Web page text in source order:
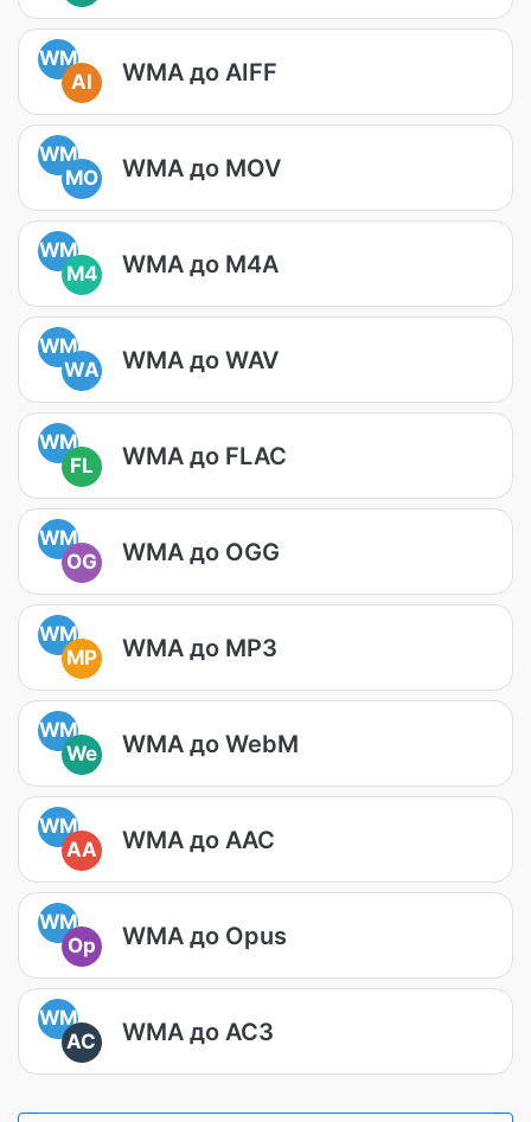
WM
AI
WMA до AIFF
WM
MO
WMA до MOV
WM
M4
WMA до M4A
WM
WA
WMA до WAV
WM
FL
WMA до FLAC
WM
OG
WMA до OGG
WM
MP
WMA до MP3
WM
We
WMA до WebM
WM
AA
WMA до AAC
WM
Op
WMA до Opus
WM
AC
WMA до AC3